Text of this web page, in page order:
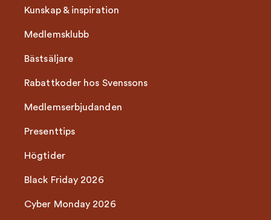
Kunskap & inspiration
Medlemsklubb
Bästsäljare
Rabattkoder hos Svenssons
Medlemserbjudanden
Presenttips
Högtider
Black Friday 2026
Cyber Monday 2026